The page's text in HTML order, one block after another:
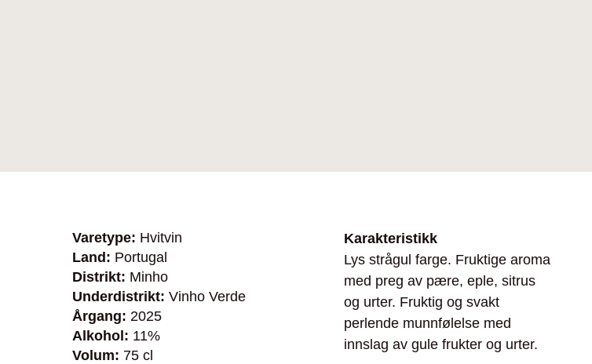
Varetype: Hvitvin
Land: Portugal
Distrikt: Minho
Underdistrikt: Vinho Verde
Årgang: 2025
Alkohol: 11%
Volum: 75 cl
Karakteristikk
Lys strågul farge. Fruktige aroma
med preg av pære, eple, sitrus
og urter. Fruktig og svakt
perlende munnfølelse med
innslag av gule frukter og urter.